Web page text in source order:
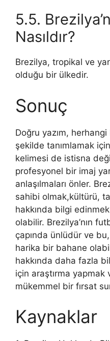
5.5.
Nasıldır?
Brezilya, tropikal ve
olduğu bir ülkedir.
Sonuç
Doğru yazım,
şekilde tanımlamak
kelimesi de istisna
profesyonel bir imaj
anlaşılmaları önler.
sahibi olmak,kültürü,
hakkında bilgi
olabilir. Brezilya’nın
çapında ünlüdür ve
harika bir bahane
hakkında daha fazla
için araştırma yapmak
mükemmel bir fırsat
Kaynaklar